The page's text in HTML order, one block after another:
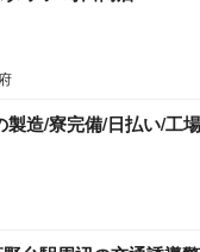
製造/寮完備/日払い/工